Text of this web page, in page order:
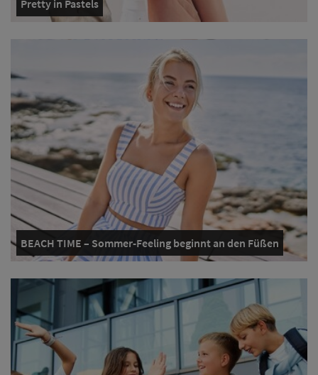
Pretty in Pastels
BEACH TIME – Sommer-Feeling beginnt an den Füßen